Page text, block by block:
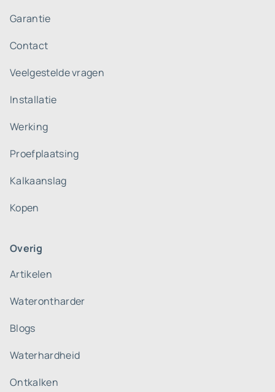
Garantie
Contact
Veelgestelde vragen
Installatie
Werking
Proefplaatsing
Kalkaanslag
Kopen
Overig
Artikelen
Waterontharder
Blogs
Waterhardheid
Ontkalken